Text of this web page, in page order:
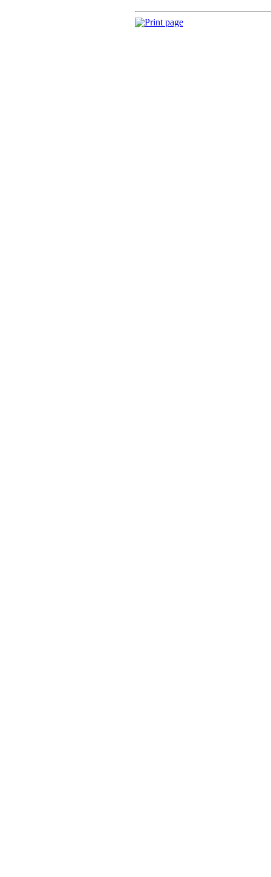
Print page